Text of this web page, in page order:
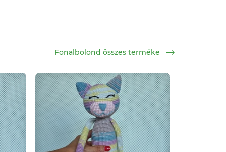
Fonalbolond összes terméke